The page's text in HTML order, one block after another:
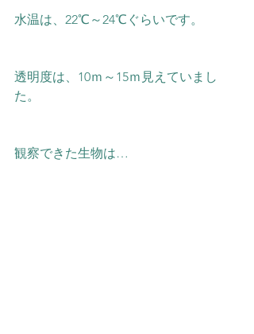
水温は、22℃～24℃ぐらいです。
透明度は、10ｍ～15ｍ見えていまし
た。
観察できた生物は…